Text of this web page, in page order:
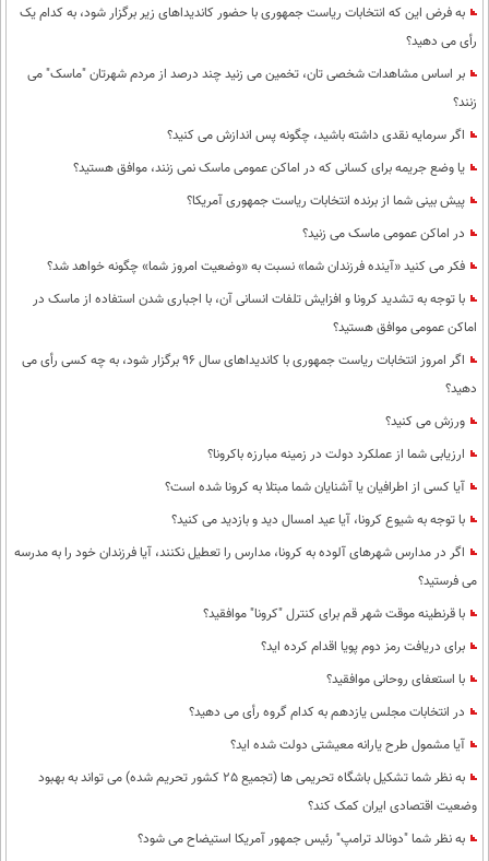
به فرض این که انتخابات ریاست جمهوری با حضور کاندیداهای زیر برگزار شود، به کدام یک
رأی می دهید؟
بر اساس مشاهدات شخصی تان، تخمین می زنید چند درصد از مردم شهرتان "ماسک" می
زنند؟
اگر سرمایه نقدی داشته باشید، چگونه پس اندازش می کنید؟
یا وضع جریمه برای کسانی که در اماکن عمومی ماسک نمی زنند، موافق هستید؟
پیش بینی شما از برنده انتخابات ریاست جمهوری آمریکا؟
در اماکن عمومی ماسک می زنید؟
فکر می کنید «آینده فرزندان شما» نسبت به «وضعیت امروز شما» چگونه خواهد شد؟
با توجه به تشدید کرونا و افزایش تلفات انسانی آن، با اجباری شدن استفاده از ماسک در
اماکن عمومی موافق هستید؟
اگر امروز انتخابات ریاست جمهوری با کاندیداهای سال 96 برگزار شود، به چه کسی رأی می
دهید؟
ورزش می کنید؟
ارزیابی شما از عملکرد دولت در زمینه مبارزه باکرونا؟
آیا کسی از اطرافیان یا آشنایان شما مبتلا به کرونا شده است؟
با توجه به شیوع کرونا، آیا عید امسال دید و بازدید می کنید؟
اگر در مدارس شهرهای آلوده به کرونا، مدارس را تعطیل نکنند، آیا فرزندان خود را به مدرسه
می فرستید؟
با قرنطینه موقت شهر قم برای کنترل "کرونا" موافقید؟
برای دریافت رمز دوم پویا اقدام کرده اید؟
با استعفای روحانی موافقید؟
در انتخابات مجلس یازدهم به کدام گروه رأی می دهید؟
آیا مشمول طرح یارانه معیشتی دولت شده اید؟
به نظر شما تشکیل باشگاه تحریمی ها (تجمیع 25 کشور تحریم شده) می تواند به بهبود
وضعیت اقتصادی ایران کمک کند؟
به نظر شما "دونالد ترامپ" رئیس جمهور آمریکا استیضاح می شود؟